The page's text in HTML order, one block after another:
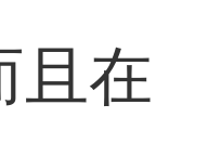
且在